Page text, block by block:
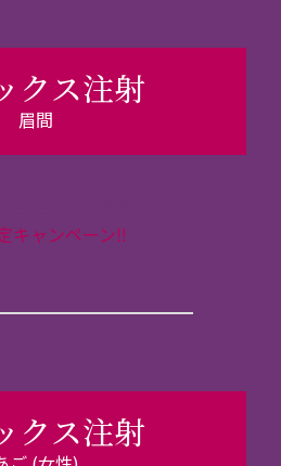
クス注射
眉間
キャンペーン‼
クス注射